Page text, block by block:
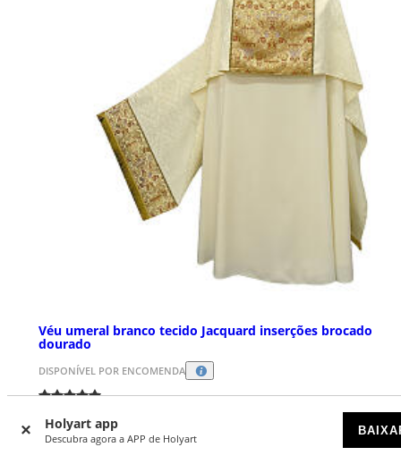
Holyart app
Descubra agora a APP de Holyart
Véu umeral branco tecido Jacquard inserções brocado
dourado
DISPONÍVEL POR ENCOMENDA
€ 319,00